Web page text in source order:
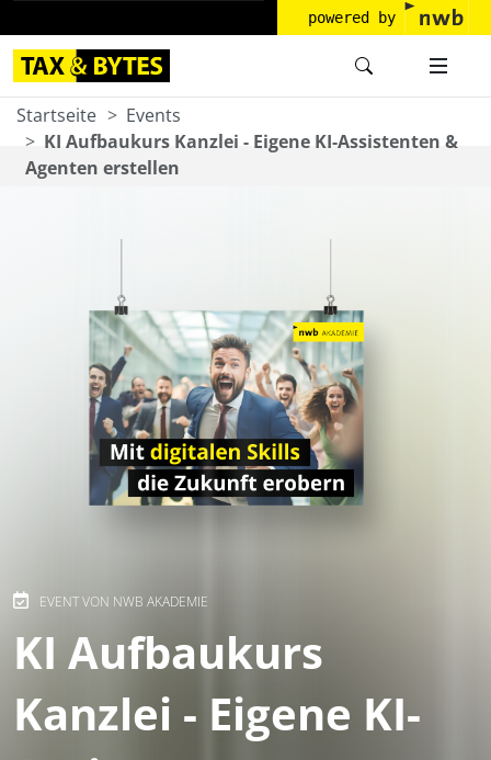
powered by
Startseite
Events
KI Aufbaukurs Kanzlei - Eigene KI-Assistenten &
Agenten erstellen
EVENT VON NWB AKADEMIE
KI Aufbaukurs
Kanzlei - Eigene KI-